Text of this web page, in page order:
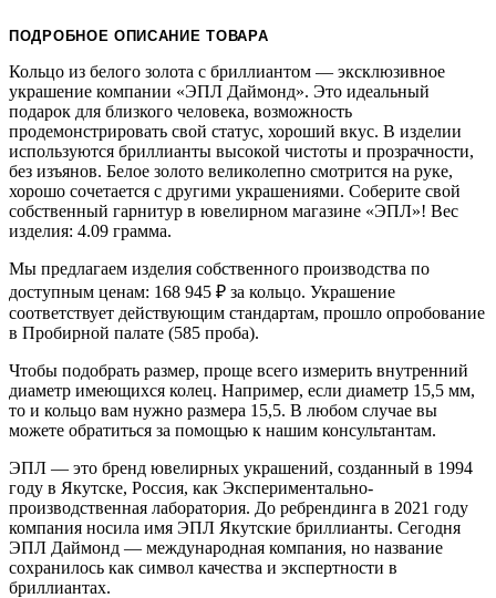
ПОДРОБНОЕ ОПИСАНИЕ ТОВАРА
Кольцо из белого золота с бриллиантом — эксклюзивное
украшение компании «ЭПЛ Даймонд». Это идеальный
подарок для близкого человека, возможность
продемонстрировать свой статус, хороший вкус. В изделии
используются бриллианты высокой чистоты и прозрачности,
без изъянов. Белое золото великолепно смотрится на руке,
хорошо сочетается с другими украшениями. Соберите свой
собственный гарнитур в ювелирном магазине «ЭПЛ»! Вес
изделия: 4.09 грамма.
Мы предлагаем изделия собственного производства по
доступным ценам: 168 945 ₽ за кольцо. Украшение
соответствует действующим стандартам, прошло опробование
в Пробирной палате (585 проба).
Чтобы подобрать размер, проще всего измерить внутренний
диаметр имеющихся колец. Например, если диаметр 15,5 мм,
то и кольцо вам нужно размера 15,5. В любом случае вы
можете обратиться за помощью к нашим консультантам.
ЭПЛ — это бренд ювелирных украшений, созданный в 1994
году в Якутске, Россия, как Экспериментально-
производственная лаборатория. До ребрендинга в 2021 году
компания носила имя ЭПЛ Якутские бриллианты. Сегодня
ЭПЛ Даймонд — международная компания, но название
сохранилось как символ качества и экспертности в
бриллиантах.